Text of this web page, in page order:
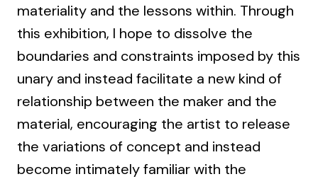
materiality and the lessons within. Through
this exhibition, I hope to dissolve the
boundaries and constraints imposed by this
unary and instead facilitate a new kind of
relationship between the maker and the
material, encouraging the artist to release
the variations of concept and instead
become intimately familiar with the